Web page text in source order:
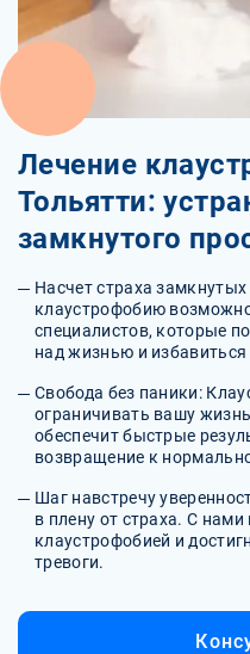
Лечение
Тольятти:
замкнутого
Насчет страха
клаустрофобию
специалистов, которые
над жизнью и избавиться
Свобода без паники:
ограничивать вашу
обеспечит быстрые
возвращение к
Шаг навстречу
в плену от страха. С
клаустрофобией и
тревоги.